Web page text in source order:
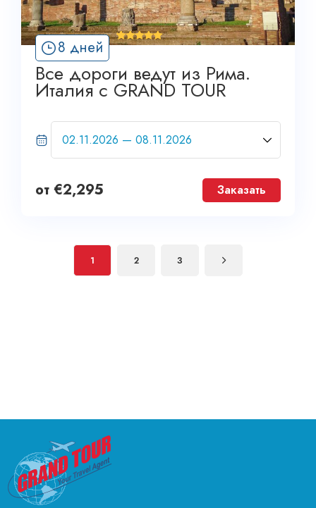
8 дней
'
Все дороги ведут из Рима.
Италия с GRAND TOUR
от €2,295 Заказать
1 2 3